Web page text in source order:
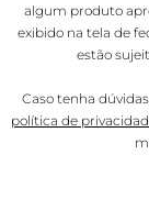
algum produto
exibido na tela de
estão
Caso tenha
política de